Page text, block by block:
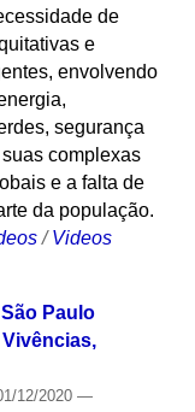
de
e
envolvendo
segurança
complexas
e a falta de
da população.
/Videos
Paulo
12/2020 —